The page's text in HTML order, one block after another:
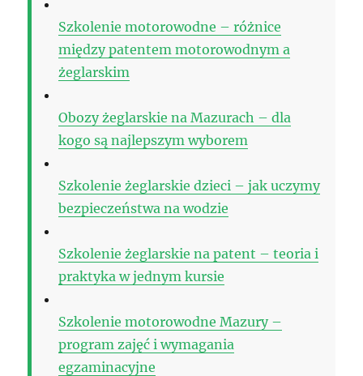
Szkolenie motorowodne – różnice
między patentem motorowodnym a
żeglarskim
Obozy żeglarskie na Mazurach – dla
kogo są najlepszym wyborem
Szkolenie żeglarskie dzieci – jak uczymy
bezpieczeństwa na wodzie
Szkolenie żeglarskie na patent – teoria i
praktyka w jednym kursie
Szkolenie motorowodne Mazury –
program zajęć i wymagania
egzaminacyjne